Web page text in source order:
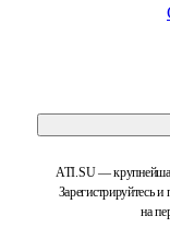
ATI.SU —
Зарегистрируйтесь
на